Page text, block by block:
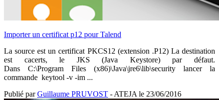
Importer un certificat p12 pour Talend
La source est un certificat PKCS12 (extension .P12) La destination
est cacerts, le JKS (Java Keystore) par défaut.
Dans C:\Program Files (x86)\Java\jre6\lib\security lancer la
commande keytool -v -im ...
Publié parGuillaume PRUVOST - ATEJA le 23/06/2016